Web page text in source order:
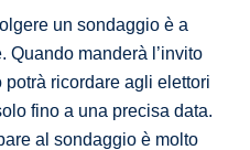
un sondaggio è a
Quando manderà l’invito
ricordare agli elettori
fino a una precisa data.
al sondaggio è molto